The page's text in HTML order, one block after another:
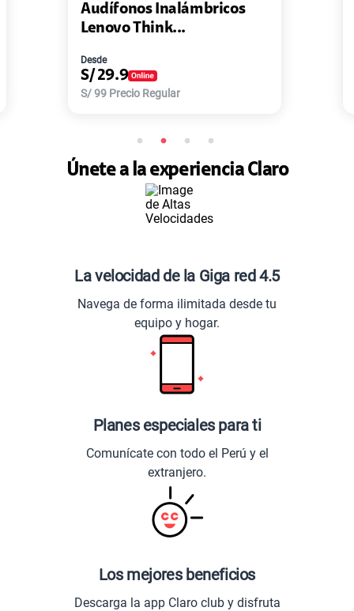
Pack de 2 Power Bank Mini
Master-G ...
S/
S/168
Únete a la experiencia Claro
La velocidad de la Giga red 4.5
Navega de forma ilimitada desde tu
equipo y hogar.
Planes especiales para ti
Comunícate con todo el Perú y el
extranjero.
Los mejores beneficios
Descarga la app Claro club y disfruta